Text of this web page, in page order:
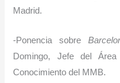
Madrid.
-Ponencia sobre
Domingo, Jefe del
Conocimiento del MMB.